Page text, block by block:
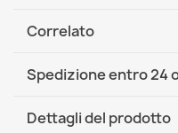
Correlato
Spedizione entro 24
Dettagli del prodotto